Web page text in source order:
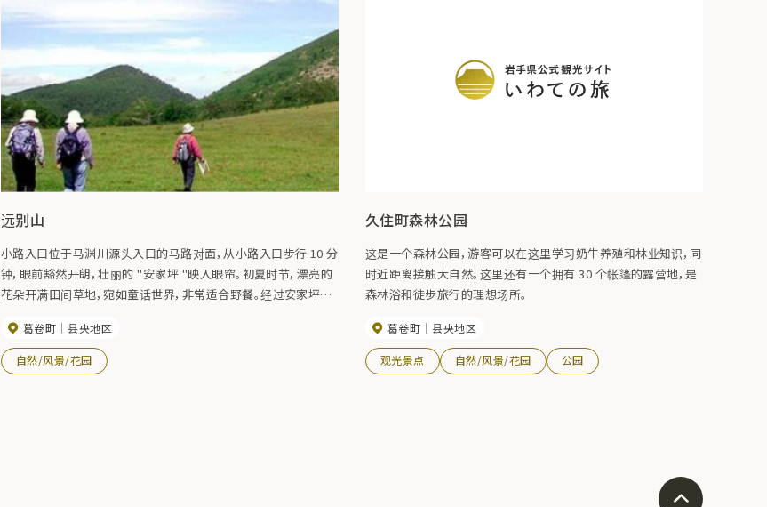
远别山
小路入口位于马渊川源头入口的马路对面，从小路入口步行 10 分
钟，眼前豁然开朗，壮丽的 "安家坪 "映入眼帘。初夏时节，漂亮的
花朵开满田间草地，宛如童话世界，非常适合野餐。经过安家坪
乐趣，然后到达小比拉基。从奥比拉基到山顶需要攀爬 30 分钟，
非常陡峭。海拔 1,235 米。
葛卷町 县央地区
自然/风景/花园
久住町森林公园
这是一个森林公园，游客可以在这里学习奶牛养殖和林业知识，同
时近距离接触大自然。这里还有一个拥有 30 个帐篷的露营地，是
森林浴和徒步旅行的理想场所。
葛卷町 县央地区
观光景点 自然/风景/花园 公园